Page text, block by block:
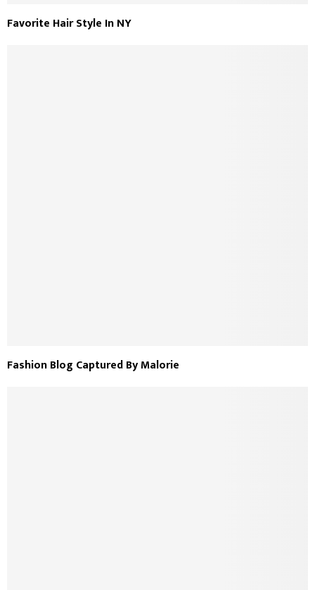
Favorite Hair Style In NY
Fashion Blog Captured By Malorie